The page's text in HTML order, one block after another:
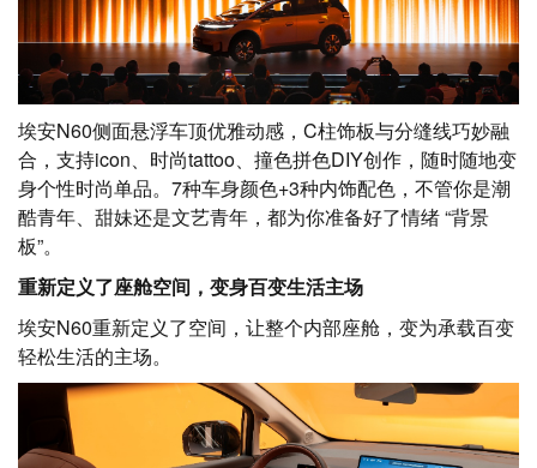
埃安N60侧面悬浮车顶优雅动感，C柱饰板与分缝线巧妙融
合，支持icon、时尚tattoo、撞色拼色DIY创作，随时随地变
身个性时尚单品。7种车身颜色+3种内饰配色，不管你是潮
酷青年、甜妹还是文艺青年，都为你准备好了情绪 “背景
板”。
重新定义了座舱空间，变身百变生活主场
埃安N60重新定义了空间，让整个内部座舱，变为承载百变
轻松生活的主场。